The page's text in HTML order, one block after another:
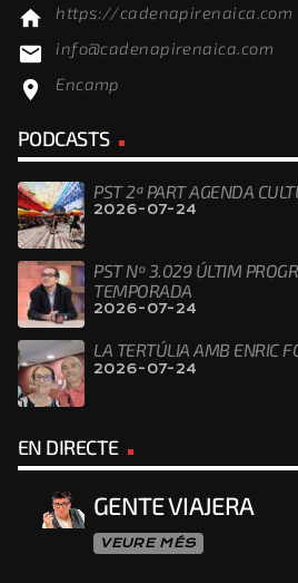
home https://cadenapirenaica.com
email info@cadenapirenaica.com
location_on Encamp
PODCASTS
PST 2ª PART AGENDA
2026-07-24
PST Nº 3.029 ÚLTIM
TEMPORADA
2026-07-24
LA TERTÚLIA AMB ENRIC
2026-07-24
EN DIRECTE
GENTE VIAJERA
VEURE MÉS